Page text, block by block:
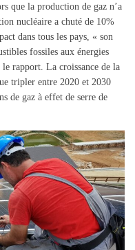
que la production de gaz n’a
nucléaire a chuté de 10%
dans tous les pays, « son
fossiles aux énergies
rapport. La croissance de la
tripler entre 2020 et 2030
de gaz à effet de serre de